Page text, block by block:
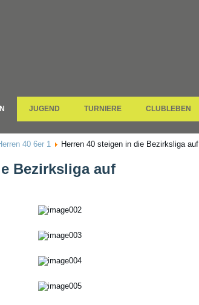
JUGEND TURNIERE CLUBLEBEN
40 6er 1 Herren 40 steigen in die Bezirksliga auf
Bezirksliga auf